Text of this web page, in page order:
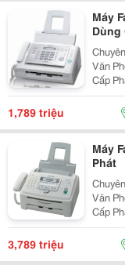
Máy
Dùng
Văn Phòng ------- Tân Phát Tự Hào
Cấp
Phát
1,789 triệu
Máy
Phát
Văn Phòng ------- Tân Phát Tự Hào
Cấp
Phát
3,789 triệu